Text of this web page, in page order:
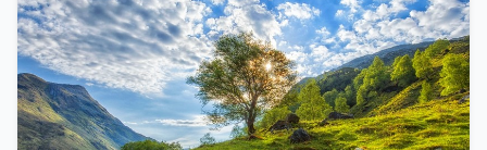
を与えてくださるのは、あなた
がたが並べ立てた不平を聞かれ
たからである。私たちを一体何
惑わされないように気をつけな
さい。 私の名を名乗る者が大勢
現れ、『私がそれだ』と言っ